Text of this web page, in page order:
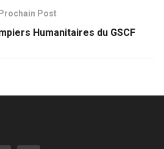
Prochain Post
Humanitaires du GSCF